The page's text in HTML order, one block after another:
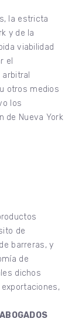
la estricta
y de la
viabilidad
el
arbitral
otros medios
los
de Nueva York
de
barreras, y
de
dichos